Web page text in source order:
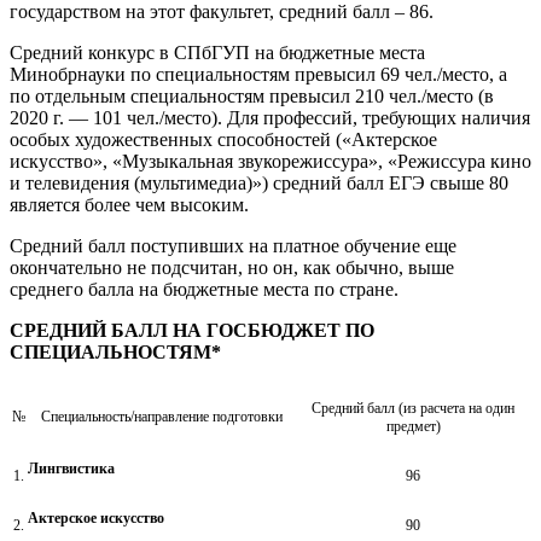
государством на этот факультет, средний балл – 86.
Средний конкурс в СПбГУП на бюджетные места
Минобрнауки по специальностям превысил 69 чел./место, а
по отдельным специальностям превысил 210 чел./место (в
2020 г. — 101 чел./место). Для профессий, требующих наличия
особых художественных способностей («Актерское
искусство», «Музыкальная звукорежиссура», «Режиссура кино
и телевидения (мультимедиа)») средний балл ЕГЭ свыше 80
является более чем высоким.
Средний балл поступивших на платное обучение еще
окончательно не подсчитан, но он, как обычно, выше
среднего балла на бюджетные места по стране.
СРЕДНИЙ БАЛЛ НА ГОСБЮДЖЕТ ПО
СПЕЦИАЛЬНОСТЯМ*
№ Специальность/направление подготовки
Средний балл (из расчета на один
предмет)
1. Лингвистика 96
2. Актерское искусство 90